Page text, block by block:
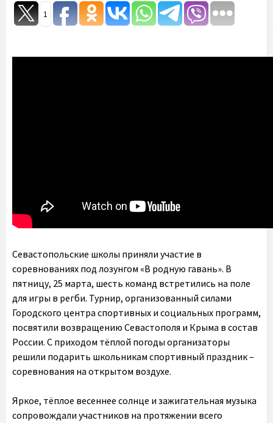
1
Севастопольские школы приняли участие в
соревнованиях под лозунгом «В родную гавань». В
пятницу, 25 марта, шесть команд встретились на поле
для игры в регби. Турнир, организованный силами
Городского центра спортивных и социальных программ,
посвятили возвращению Севастополя и Крыма в состав
России. С приходом тёплой погоды организаторы
решили подарить школьникам спортивный праздник –
соревнования на открытом воздухе.
Яркое, тёплое весеннее солнце и зажигательная музыка
сопровождали участников на протяжении всего